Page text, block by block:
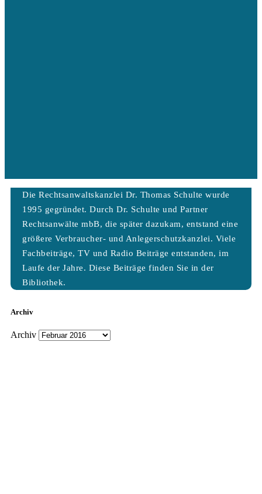
Die Rechtsanwaltskanzlei Dr. Thomas Schulte wurde
1995 gegründet. Durch Dr. Schulte und Partner
Rechtsanwälte mbB, die später dazukam, entstand eine
größere Verbraucher- und Anlegerschutzkanzlei. Viele
Fachbeiträge, TV und Radio Beiträge entstanden, im
Laufe der Jahre. Diese Beiträge finden Sie in der
Bibliothek.
Archiv
Archiv